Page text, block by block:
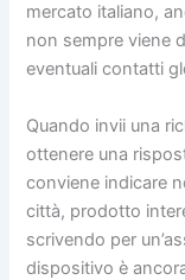
mercato italiano,
non sempre viene
eventuali contatti
Quando invii una
ottenere una
conviene indicare
città, prodotto
scrivendo per
dispositivo è